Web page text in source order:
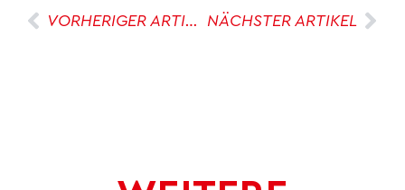
VORHERIGER ARTIKEL NÄCHSTER ARTIKEL